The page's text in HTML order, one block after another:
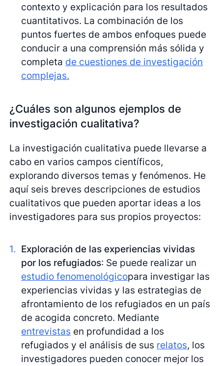
contexto y explicación para los resultados
cuantitativos. La combinación de los
puntos fuertes de ambos enfoques puede
conducir a una comprensión más sólida y
completa de cuestiones de investigación
complejas.
¿Cuáles son algunos ejemplos de
investigación cualitativa?
La investigación cualitativa puede llevarse a
cabo en varios campos científicos,
explorando diversos temas y fenómenos. He
aquí seis breves descripciones de estudios
cualitativos que pueden aportar ideas a los
investigadores para sus propios proyectos:
Exploración de las experiencias vividas
por los refugiados: Se puede realizar un
estudio fenomenológicopara investigar las
experiencias vividas y las estrategias de
afrontamiento de los refugiados en un país
de acogida concreto. Mediante
entrevistas en profundidad a los
refugiados y el análisis de sus relatos, los
investigadores pueden conocer mejor los